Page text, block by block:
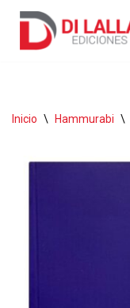
Inicio \ Hammurabi \